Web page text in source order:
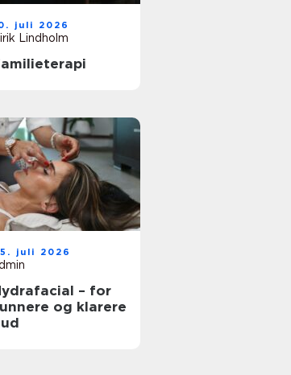
juli 2026
Lindholm
juli 2026
– for
og klarere